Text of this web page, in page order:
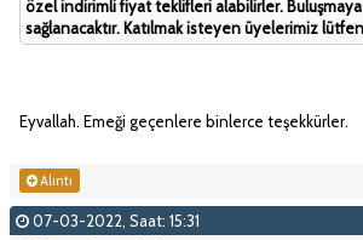
özel indirimli fiyat teklifleri alabilirler. Buluşmaya
sağlanacaktır. Katılmak isteyen üyelerimiz
Eyvallah. Emeği geçenlere binlerce teşekkürler.
Alıntı
07-03-2022, Saat: 15:31